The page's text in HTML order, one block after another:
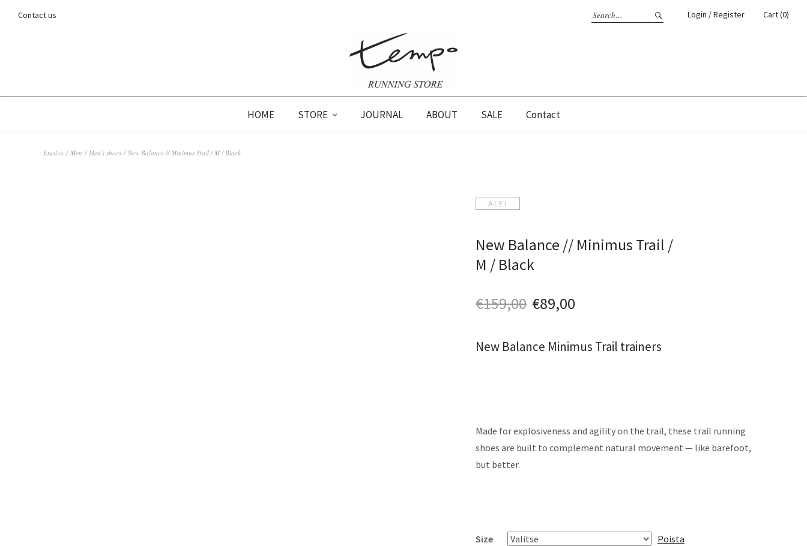
Contact us Login / Register Cart (0)
HOME STORE JOURNAL ABOUT SALE Contact
Etusivu / Men / Men's shoes / New Balance // Minimus Trail / M / Black
ALE!
New Balance // Minimus Trail /
M / Black
€159,00 €89,00
New Balance Minimus Trail trainers
Made for explosiveness and agility on the trail, these trail running
shoes are built to complement natural movement — like barefoot,
but better.
Size Poista